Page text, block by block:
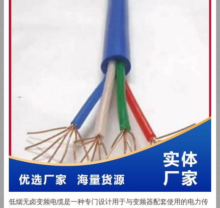
低烟无卤变频电缆是一种专门设计用于与变频器配套使用的电力传